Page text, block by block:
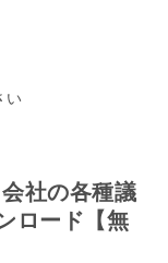
い
社の各種議
ロード【無